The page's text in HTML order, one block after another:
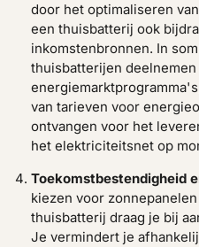
door het optimaliseren
een thuisbatterij ook
inkomstenbronnen. In
thuisbatterijen deelnemen
van tarieven voor
ontvangen voor het
het elektriciteitsnet op
Toekomstbestendigheid
kiezen voor
thuisbatterij draag je bij
Je vermindert je